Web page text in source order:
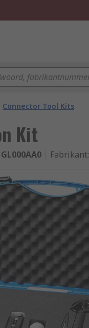
Connector Tool Kits
Kit
Fabrikant: